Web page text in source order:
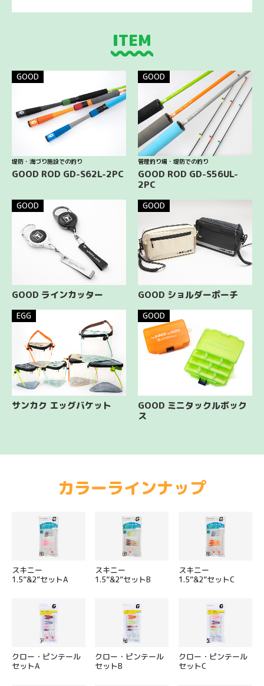
GOODシリーズ
EGGシリーズ
TSURI レポ
TSURI メモ
How to GOOD
MOVIE
NEWS & TOPICS
CONTACT
PRIVACY POLICY
TERMS OF SERVICE
ITEM
GOOD
堤防・海づり施設での釣り
GOOD ROD GD-S62L-2PC
GOOD
管理釣り場・堤防での釣り
GOOD ROD GD-S56UL-
2PC
GOOD
GOOD ラインカッター
GOOD
GOOD ショルダーポーチ
EGG
サンカク エッグバケット
GOOD
GOOD ミニタックルボック
ス
カラーラインナップ
スキニー
1.5”&2”セットA
スキニー
1.5”&2”セットB
スキニー
1.5”&2”セットC
クロー・ピンテール
セットA
クロー・ピンテール
セットB
クロー・ピンテール
セットC